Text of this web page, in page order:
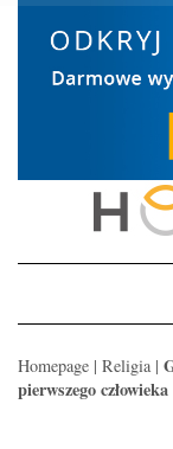
Homepage | Religia |
pierwszego człowieka